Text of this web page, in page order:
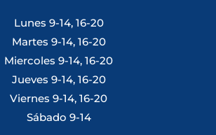
Lunes 9-14, 16-20
Martes 9-14, 16-20
Miercoles 9-14, 16-20
Jueves 9-14, 16-20
Viernes 9-14, 16-20
Sábado 9-14